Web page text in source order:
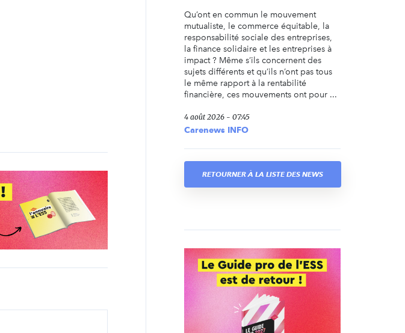
Qu’ont en commun le mouvement
mutualiste, le commerce équitable, la
responsabilité sociale des entreprises,
la finance solidaire et les entreprises à
impact ? Même s’ils concernent des
sujets différents et qu’ils n’ont pas tous
le même rapport à la rentabilité
financière, ces mouvements ont pour ...
4 août 2026 - 07:45
Carenews INFO
RETOURNER À LA LISTE DES NEWS